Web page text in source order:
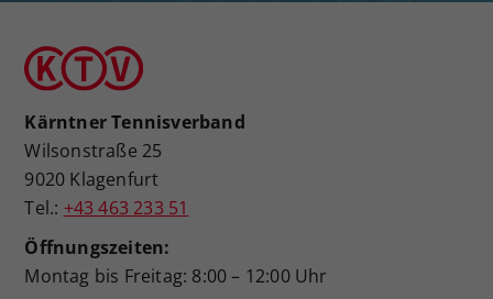
Kärntner Tennisverband
Wilsonstraße 25
9020 Klagenfurt
Tel.: +43 463 233 51
Öffnungszeiten:
Montag bis Freitag: 8:00 – 12:00 Uhr